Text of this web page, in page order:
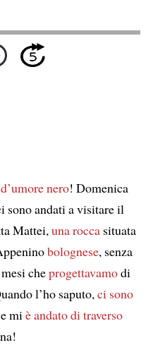
nero! Domenica
sono andati a visitare il
Mattei, una roccasituata
bolognese, senza
cheprogettavamodi
l’ho saputo, ci sono
mi è andato di traverso